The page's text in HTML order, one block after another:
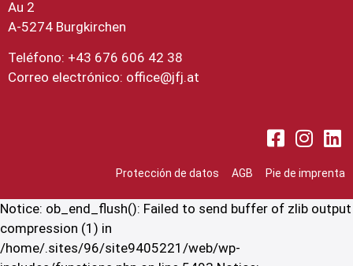
Au 2
A-5274 Burgkirchen
Teléfono: +43 676 606 42 38
Correo electrónico: office@jfj.at
Protección de datos AGB Pie de imprenta
Notice: ob_end_flush(): Failed to send buffer of zlib output
compression (1) in
/home/.sites/96/site9405221/web/wp-